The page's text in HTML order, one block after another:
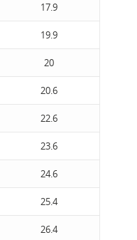
17.9
19.9
20
20.6
22.6
23.6
24.6
25.4
26.4